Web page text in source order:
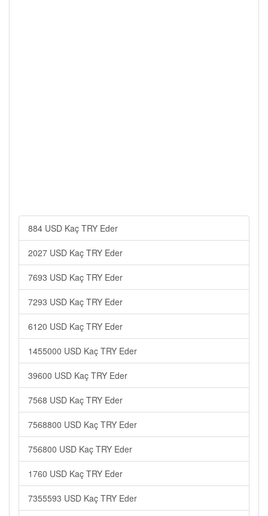
884 USD Kaç TRY Eder
2027 USD Kaç TRY Eder
7693 USD Kaç TRY Eder
7293 USD Kaç TRY Eder
6120 USD Kaç TRY Eder
1455000 USD Kaç TRY Eder
39600 USD Kaç TRY Eder
7568 USD Kaç TRY Eder
7568800 USD Kaç TRY Eder
756800 USD Kaç TRY Eder
1760 USD Kaç TRY Eder
7355593 USD Kaç TRY Eder